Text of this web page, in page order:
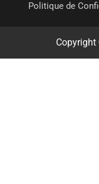
Politique de